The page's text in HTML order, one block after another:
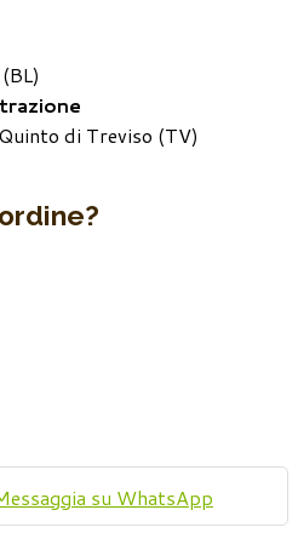
di Treviso (TV)